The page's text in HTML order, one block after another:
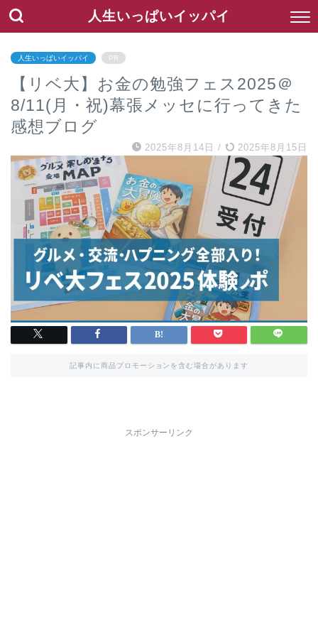
人生いっぱいイッパイ
人生いっぱいイッパイ PR
【リベ大】お金の勉強フェス2025＠
8/11(月・祝)幕張メッセに行ってきた
感想ブログ
2025年8月14日 / 2025年8月15日
記事内に商品プロモーションを含む場合があります
スポンサーリンク